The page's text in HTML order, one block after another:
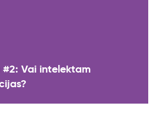
#2: Vai intelektam